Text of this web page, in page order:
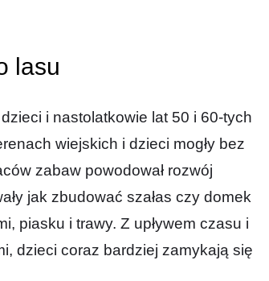
lasu
i nastolatkowie lat 50 i 60-tych
wiejskich i dzieci mogły bez
zabaw powodował rozwój
jak zbudować szałas czy domek
piasku i trawy. Z upływem czasu i
dzieci coraz bardziej zamykają się